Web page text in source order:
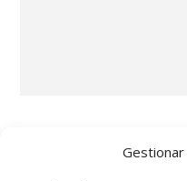
política de